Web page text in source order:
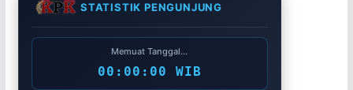
STATISTIK PENGUNJUNG
Memuat Tanggal...
00:00:00 WIB